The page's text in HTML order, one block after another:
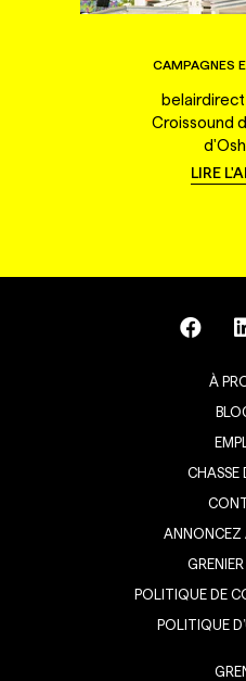
CAMPAGNES
belairdirect
Croissound
LIRE
À
CHASSE
ANNONCEZ
POLITIQUE DE
POLITIQUE